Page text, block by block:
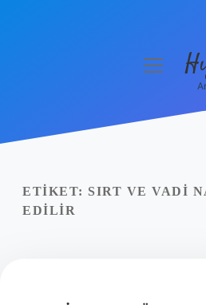
Yasal Uyarı
menüyü
ETIKET: SIRT VE VADI
EDILIR